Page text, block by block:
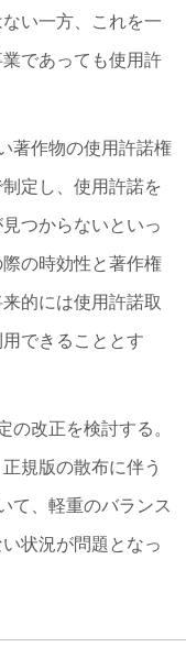
い一方、これを一
であっても使用許
著作物の使用許諾権
定し、使用許諾を
つからないといっ
の時効性と著作権
的には使用許諾取
できることとす
の改正を検討する。
規版の散布に伴う
て、軽重のバランス
状況が問題となっ